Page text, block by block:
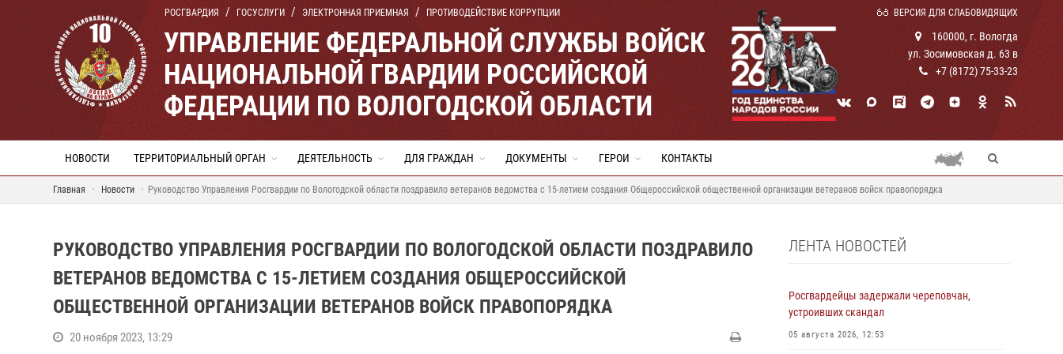
РОСГВАРДИЯ ГОСУСЛУГИ ЭЛЕКТРОННАЯ ПРИЕМНАЯ ПРОТИВОДЕЙСТВИЕ КОРРУПЦИИ ВЕРСИЯ ДЛЯ СЛАБОВИДЯЩИХ
УПРАВЛЕНИЕ ФЕДЕРАЛЬНОЙ СЛУЖБЫ ВОЙСК
НАЦИОНАЛЬНОЙ ГВАРДИИ РОССИЙСКОЙ
ФЕДЕРАЦИИ ПО ВОЛОГОДСКОЙ ОБЛАСТИ
160000, г. Вологда
ул. Зосимовская д. 63 в
+7 (8172) 75-33-23
НОВОСТИ ТЕРРИТОРИАЛЬНЫЙ ОРГАН ДЕЯТЕЛЬНОСТЬ ДЛЯ ГРАЖДАН ДОКУМЕНТЫ ГЕРОИ КОНТАКТЫ
Главная Новости Руководство Управления Росгвардии по Вологодской области поздравило ветеранов ведомства с 15-летием создания Общероссийской общественной организации ветеранов войск правопорядка
РУКОВОДСТВО УПРАВЛЕНИЯ РОСГВАРДИИ ПО ВОЛОГОДСКОЙ ОБЛАСТИ ПОЗДРАВИЛО
ВЕТЕРАНОВ ВЕДОМСТВА С 15-ЛЕТИЕМ СОЗДАНИЯ ОБЩЕРОССИЙСКОЙ
ОБЩЕСТВЕННОЙ ОРГАНИЗАЦИИ ВЕТЕРАНОВ ВОЙСК ПРАВОПОРЯДКА
20 ноября 2023, 13:29
ЛЕНТА НОВОСТЕЙ
Росгвардейцы задержали череповчан,
устроивших скандал
05 августа 2026, 12:53